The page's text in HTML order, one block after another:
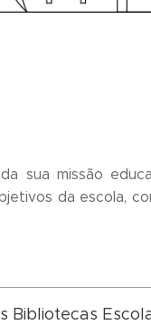
sua missão
da escola,
Bibliotecas